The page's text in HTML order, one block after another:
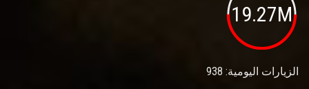
19.27M
الزيارات اليومية: 938